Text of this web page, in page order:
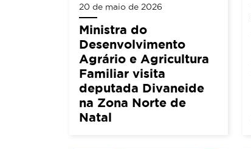
20 de maio de 2026
Ministra do
Desenvolvimento
Agrário e Agricultura
Familiar visita
deputada Divaneide
na Zona Norte de
Natal